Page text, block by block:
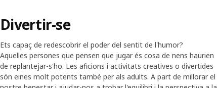
Divertir-se
Ets capaç de redescobrir el poder del sentit de l'humor?
Aquelles persones que pensen que jugar és cosa de nens haurien
de replantejar-s'ho. Les aficions i activitats creatives o divertides
són eines molt potents també per als adults. A part de millorar el